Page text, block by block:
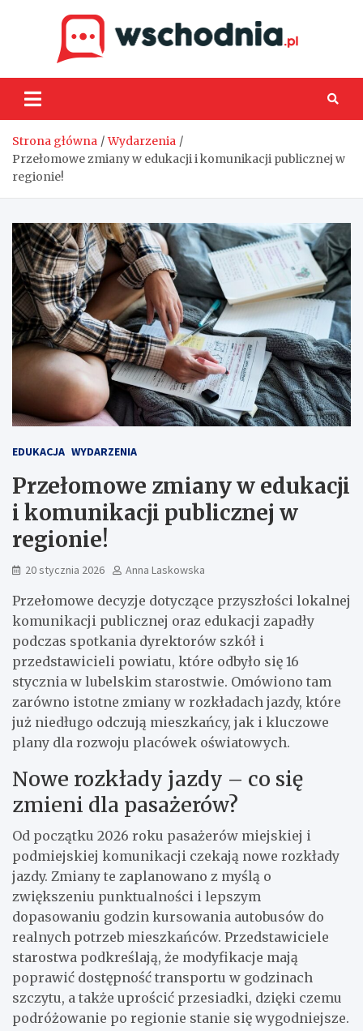
Strona główna
Wydarzenia
Przełomowe zmiany w edukacji i komunikacji publicznej w
regionie!
EDUKACJA WYDARZENIA
Przełomowe zmiany w edukacji
i komunikacji publicznej w
regionie!
20 stycznia 2026 Anna Laskowska
Przełomowe decyzje dotyczące przyszłości lokalnej
komunikacji publicznej oraz edukacji zapadły
podczas spotkania dyrektorów szkół i
przedstawicieli powiatu, które odbyło się 16
stycznia w lubelskim starostwie. Omówiono tam
zarówno istotne zmiany w rozkładach jazdy, które
już niedługo odczują mieszkańcy, jak i kluczowe
plany dla rozwoju placówek oświatowych.
Nowe rozkłady jazdy – co się
zmieni dla pasażerów?
Od początku 2026 roku pasażerów miejskiej i
podmiejskiej komunikacji czekają nowe rozkłady
jazdy. Zmiany te zaplanowano z myślą o
zwiększeniu punktualności i lepszym
dopasowaniu godzin kursowania autobusów do
realnych potrzeb mieszkańców. Przedstawiciele
starostwa podkreślają, że modyfikacje mają
poprawić dostępność transportu w godzinach
szczytu, a także uprościć przesiadki, dzięki czemu
podróżowanie po regionie stanie się wygodniejsze.